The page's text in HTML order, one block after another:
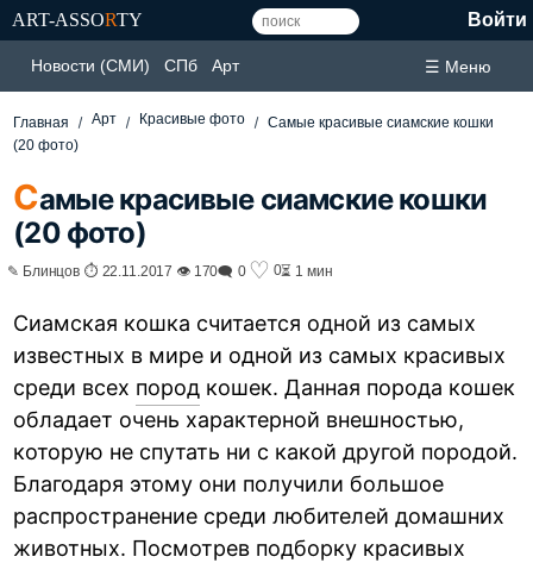
ART-ASSORTY Войти
Новости (СМИ) СПб Арт ☰ Меню
Главная Арт Красивые фото
Самые красивые сиамские кошки
(20 фото)
Самые красивые сиамские кошки
(20 фото)
✎ Блинцов ⏱ 22.11.2017 👁 170🗨 0 ♡ 0⏳ 1 мин
Сиамская кошка считается одной из самых
известных в мире и одной из самых красивых
среди всех пород кошек. Данная порода кошек
обладает очень характерной внешностью,
которую не спутать ни с какой другой породой.
Благодаря этому они получили большое
распространение среди любителей домашних
животных. Посмотрев подборку красивых